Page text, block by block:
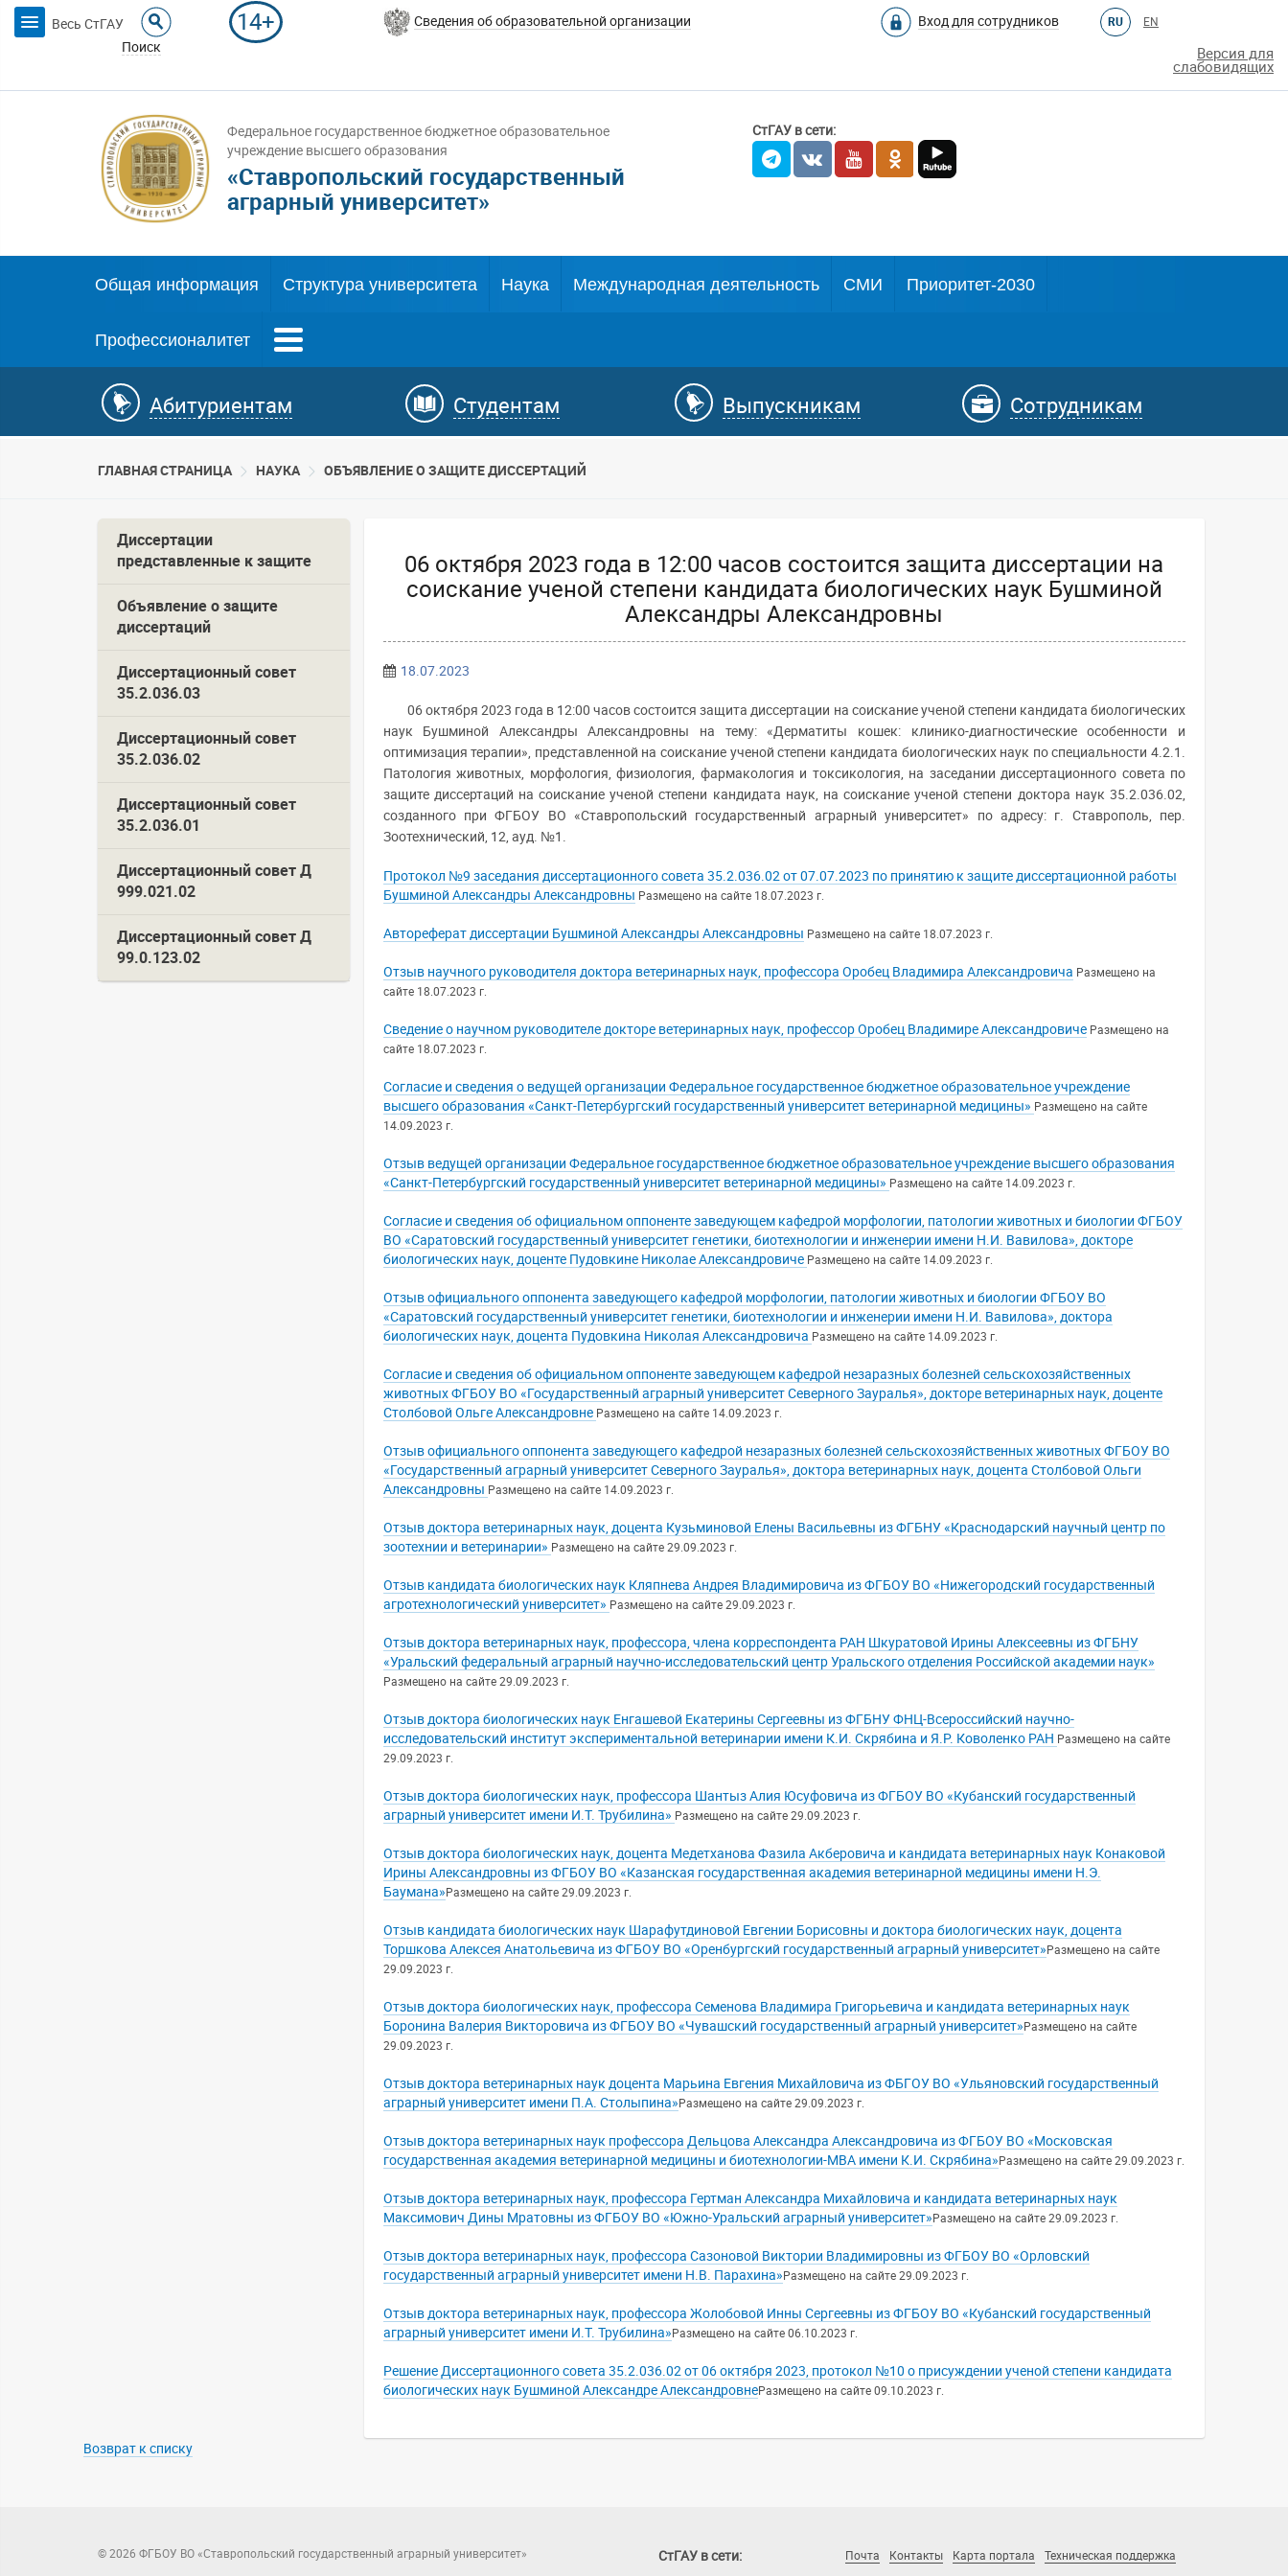
Весь СтГАУ
Поиск
14+ Сведения об образовательной организации Вход для сотрудников RU EN
Версия для
слабовидящих
Федеральное государственное бюджетное образовательное
учреждение высшего образования
«Ставропольский государственный
аграрный университет»
СтГАУ в сети:
Общая информация Структура университета Наука Международная деятельность СМИ Приоритет-2030
Профессионалитет
Абитуриентам Студентам Выпускникам Сотрудникам
ГЛАВНАЯ СТРАНИЦА НАУКА ОБЪЯВЛЕНИЕ О ЗАЩИТЕ ДИССЕРТАЦИЙ
Диссертации
представленные к защите
Объявление о защите
диссертаций
Диссертационный совет
35.2.036.03
Диссертационный совет
35.2.036.02
Диссертационный совет
35.2.036.01
Диссертационный совет Д
999.021.02
Диссертационный совет Д
99.0.123.02
06 октября 2023 года в 12:00 часов состоится защита диссертации на
соискание ученой степени кандидата биологических наук Бушминой
Александры Александровны
18.07.2023
06 октября 2023 года в 12:00 часов состоится защита диссертации на соискание ученой степени кандидата биологических
наук Бушминой Александры Александровны на тему: «Дерматиты кошек: клинико-диагностические особенности и
оптимизация терапии», представленной на соискание ученой степени кандидата биологических наук по специальности 4.2.1.
Патология животных, морфология, физиология, фармакология и токсикология, на заседании диссертационного совета по
защите диссертаций на соискание ученой степени кандидата наук, на соискание ученой степени доктора наук 35.2.036.02,
созданного при ФГБОУ ВО «Ставропольский государственный аграрный университет» по адресу: г. Ставрополь, пер.
Зоотехнический, 12, ауд. №1.
Протокол №9 заседания диссертационного совета 35.2.036.02 от 07.07.2023 по принятию к защите диссертационной работы
Бушминой Александры Александровны Размещено на сайте 18.07.2023 г.
Автореферат диссертации Бушминой Александры Александровны Размещено на сайте 18.07.2023 г.
Отзыв научного руководителя доктора ветеринарных наук, профессора Оробец Владимира Александровича Размещено на
сайте 18.07.2023 г.
Сведение о научном руководителе докторе ветеринарных наук, профессор Оробец Владимире Александровиче Размещено на
сайте 18.07.2023 г.
Согласие и сведения о ведущей организации Федеральное государственное бюджетное образовательное учреждение
высшего образования «Санкт-Петербургский государственный университет ветеринарной медицины» Размещено на сайте
14.09.2023 г.
Отзыв ведущей организации Федеральное государственное бюджетное образовательное учреждение высшего образования
«Санкт-Петербургский государственный университет ветеринарной медицины» Размещено на сайте 14.09.2023 г.
Согласие и сведения об официальном оппоненте заведующем кафедрой морфологии, патологии животных и биологии ФГБОУ
ВО «Саратовский государственный университет генетики, биотехнологии и инженерии имени Н.И. Вавилова», докторе
биологических наук, доценте Пудовкине Николае Александровиче Размещено на сайте 14.09.2023 г.
Отзыв официального оппонента заведующего кафедрой морфологии, патологии животных и биологии ФГБОУ ВО
«Саратовский государственный университет генетики, биотехнологии и инженерии имени Н.И. Вавилова», доктора
биологических наук, доцента Пудовкина Николая Александровича Размещено на сайте 14.09.2023 г.
Согласие и сведения об официальном оппоненте заведующем кафедрой незаразных болезней сельскохозяйственных
животных ФГБОУ ВО «Государственный аграрный университет Северного Зауралья», докторе ветеринарных наук, доценте
Столбовой Ольге Александровне Размещено на сайте 14.09.2023 г.
Отзыв официального оппонента заведующего кафедрой незаразных болезней сельскохозяйственных животных ФГБОУ ВО
«Государственный аграрный университет Северного Зауралья», доктора ветеринарных наук, доцента Столбовой Ольги
Александровны Размещено на сайте 14.09.2023 г.
Отзыв доктора ветеринарных наук, доцента Кузьминовой Елены Васильевны из ФГБНУ «Краснодарский научный центр по
зоотехнии и ветеринарии» Размещено на сайте 29.09.2023 г.
Отзыв кандидата биологических наук Кляпнева Андрея Владимировича из ФГБОУ ВО «Нижегородский государственный
агротехнологический университет» Размещено на сайте 29.09.2023 г.
Отзыв доктора ветеринарных наук, профессора, члена корреспондента РАН Шкуратовой Ирины Алексеевны из ФГБНУ
«Уральский федеральный аграрный научно-исследовательский центр Уральского отделения Российской академии наук»
Размещено на сайте 29.09.2023 г.
Отзыв доктора биологических наук Енгашевой Екатерины Сергеевны из ФГБНУ ФНЦ-Всероссийский научно-
исследовательский институт экспериментальной ветеринарии имени К.И. Скрябина и Я.Р. Коволенко РАН Размещено на сайте
29.09.2023 г.
Отзыв доктора биологических наук, профессора Шантыз Алия Юсуфовича из ФГБОУ ВО «Кубанский государственный
аграрный университет имени И.Т. Трубилина» Размещено на сайте 29.09.2023 г.
Отзыв доктора биологических наук, доцента Медетханова Фазила Акберовича и кандидата ветеринарных наук Конаковой
Ирины Александровны из ФГБОУ ВО «Казанская государственная академия ветеринарной медицины имени Н.Э.
Баумана» Размещено на сайте 29.09.2023 г.
Отзыв кандидата биологических наук Шарафутдиновой Евгении Борисовны и доктора биологических наук, доцента
Торшкова Алексея Анатольевича из ФГБОУ ВО «Оренбургский государственный аграрный университет» Размещено на сайте
29.09.2023 г.
Отзыв доктора биологических наук, профессора Семенова Владимира Григорьевича и кандидата ветеринарных наук
Боронина Валерия Викторовича из ФГБОУ ВО «Чувашский государственный аграрный университет» Размещено на сайте
29.09.2023 г.
Отзыв доктора ветеринарных наук доцента Марьина Евгения Михайловича из ФБГОУ ВО «Ульяновский государственный
аграрный университет имени П.А. Столыпина» Размещено на сайте 29.09.2023 г.
Отзыв доктора ветеринарных наук профессора Дельцова Александра Александровича из ФГБОУ ВО «Московская
государственная академия ветеринарной медицины и биотехнологии-МВА имени К.И. Скрябина» Размещено на сайте 29.09.2023 г.
Отзыв доктора ветеринарных наук, профессора Гертман Александра Михайловича и кандидата ветеринарных наук
Максимович Дины Мратовны из ФГБОУ ВО «Южно-Уральский аграрный университет» Размещено на сайте 29.09.2023 г.
Отзыв доктора ветеринарных наук, профессора Сазоновой Виктории Владимировны из ФГБОУ ВО «Орловский
государственный аграрный университет имени Н.В. Парахина» Размещено на сайте 29.09.2023 г.
Отзыв доктора ветеринарных наук, профессора Жолобовой Инны Сергеевны из ФГБОУ ВО «Кубанский государственный
аграрный университет имени И.Т. Трубилина» Размещено на сайте 06.10.2023 г.
Решение Диссертационного совета 35.2.036.02 от 06 октября 2023, протокол №10 о присуждении ученой степени кандидата
биологических наук Бушминой Александре АлександровнеРазмещено на сайте 09.10.2023 г.
Возврат к списку
© 2026 ФГБОУ ВО «Ставропольский государственный аграрный университет» СтГАУ в сети: Почта Контакты Карта портала Техническая поддержка